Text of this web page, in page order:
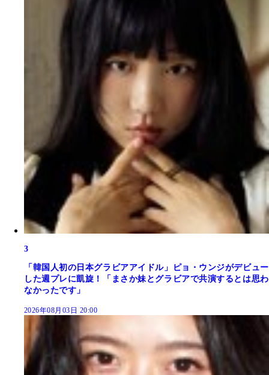
3
「韓国人初の日本グラビアアイドル」ピョ・ウンジがデビュー
した週プレに凱旋！「まさか妹とグラビアで共演するとは思わ
なかったです」
2026年08月03日 20:00